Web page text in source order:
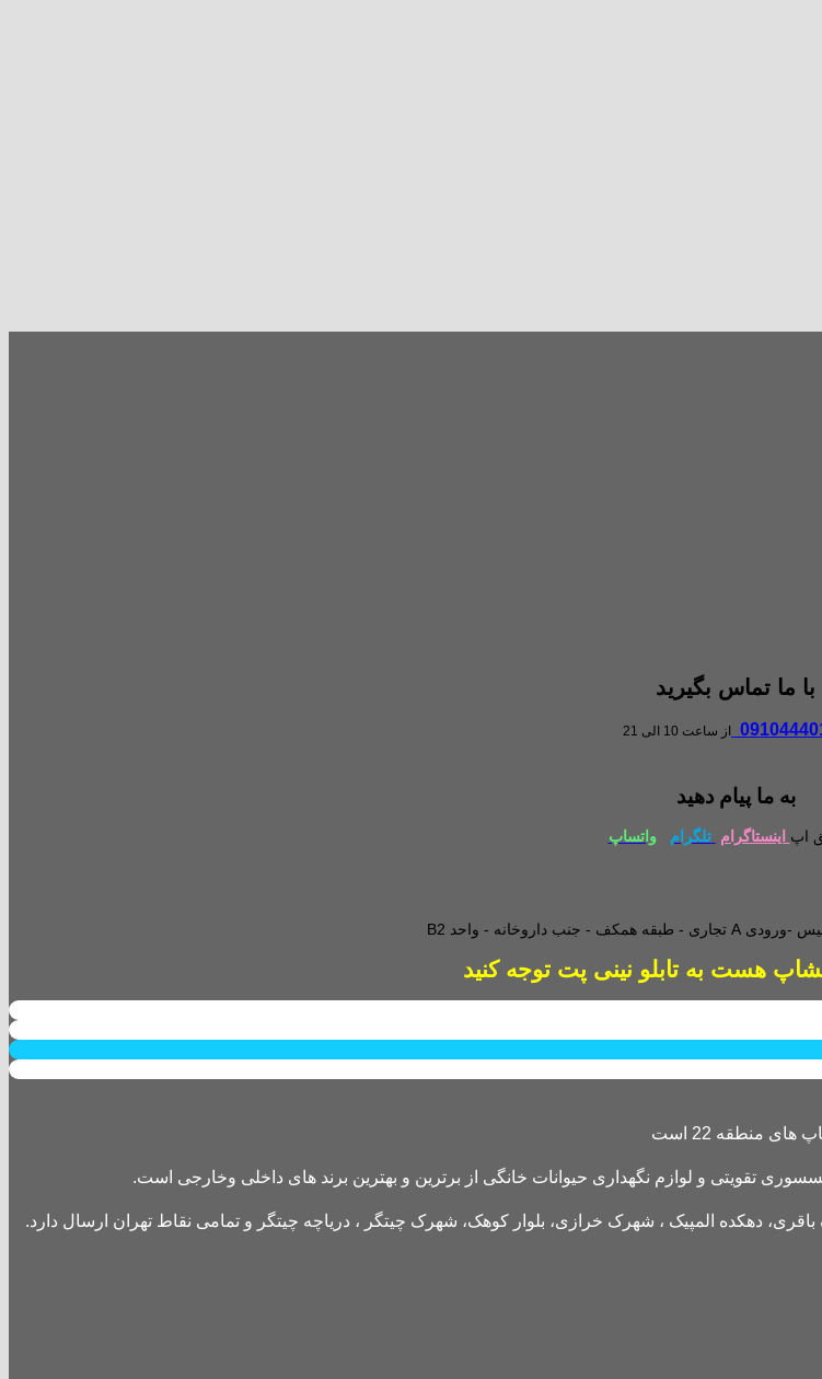
با ما تماس بگیرید
از ساعت 10 الی 21
به ما پیام دهید
اپ اینستاگرام تلگرام واتساپ
طبقه همکف - جنب داروخانه - واحد B2
تقویتی و لوازم نگهداری حیوانات خانگی از برترین و بهترین برند های داخلی وخارجی است.